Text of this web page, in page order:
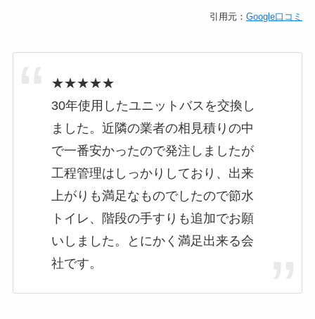
引用元：Google口コミ
★★★★★
30年使用したユニットバスを交換し
ました。近隣の業者の相見積りの中
で一番安かったので発注しましたが
工程管理はしっかりしており、出来
上がりも満足なものでしたので節水
トイレ、階段の手すりも追加でお願
いしました。とにかく満足出来る会
社です。